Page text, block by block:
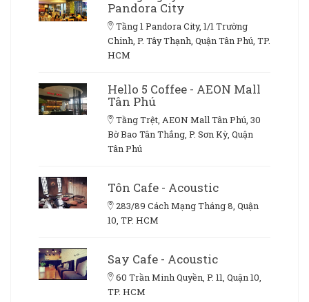
Pandora City
Tầng 1 Pandora City, 1/1 Trường
Chinh, P. Tây Thạnh, Quận Tân Phú, TP.
HCM
Hello 5 Coffee - AEON Mall
Tân Phú
Tầng Trệt, AEON Mall Tân Phú, 30
Bờ Bao Tân Thắng, P. Sơn Kỳ, Quận
Tân Phú
Tôn Cafe - Acoustic
283/89 Cách Mạng Tháng 8, Quận
10, TP. HCM
Say Cafe - Acoustic
60 Trần Minh Quyền, P. 11, Quận 10,
TP. HCM